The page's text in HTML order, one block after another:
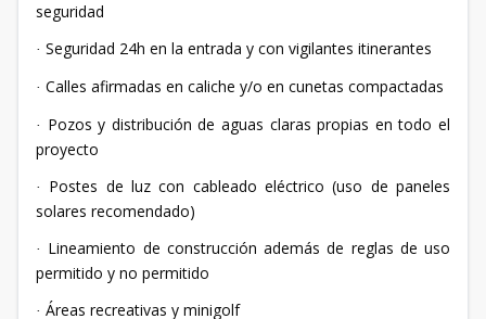
seguridad
· Seguridad 24h en la entrada y con vigilantes itinerantes
· Calles afirmadas en caliche y/o en cunetas compactadas
· Pozos y distribución de aguas claras propias en todo el
proyecto
·
Postes de luz con cableado eléctrico (uso de paneles
solares recomendado)
· Lineamiento de construcción además de reglas de uso
permitido y no permitido
· Áreas recreativas y minigolf